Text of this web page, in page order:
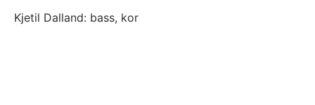
Kjetil Dalland: bass, kor